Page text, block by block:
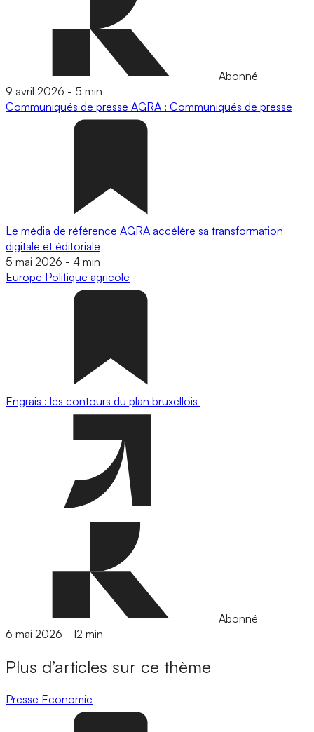
Abonné
9 avril 2026 - 5 min
Communiqués de presse AGRA : Communiqués de presse
Le média de référence AGRA accélère sa transformation
digitale et éditoriale
5 mai 2026 - 4 min
Europe Politique agricole
Engrais : les contours du plan bruxellois
Abonné
6 mai 2026 - 12 min
Plus d’articles sur ce thème
Presse Economie